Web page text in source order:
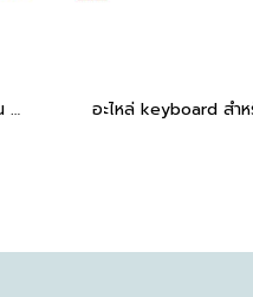
อะไหล่ keyboard สำหรับเปลี่ยน รุ่น Spectre X360 13-AP,ENVY x360 13-AR,13-AG 13-AH มีไฟ